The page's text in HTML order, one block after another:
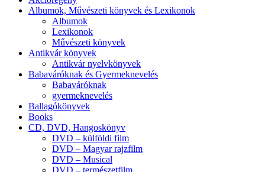
Albumok, Művészeti könyvek és Lexikonok
Albumok
Lexikonok
Művészeti könyvek
Antikvár könyvek
Antikvár nyelvkönyvek
Babaváróknak és Gyermeknevelés
Babaváróknak
gyermeknevelés
Ballagókönyvek
Books
CD, DVD, Hangoskönyv
DVD – külföldi film
DVD – Magyar rajzfilm
DVD – Musical
DVD – természetfilm